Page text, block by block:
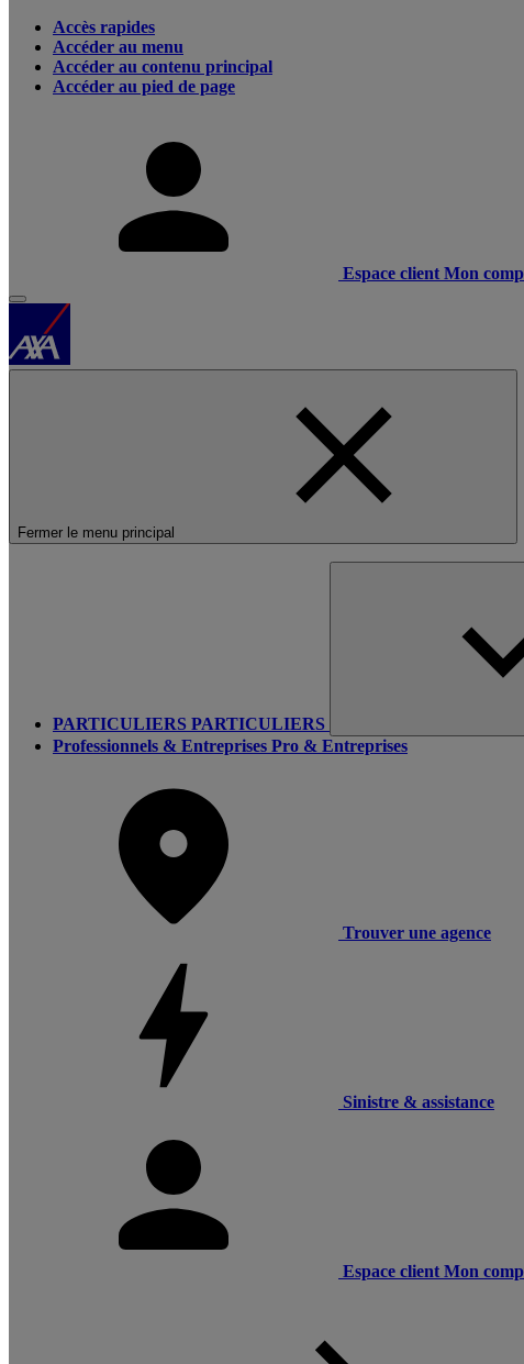
Accès rapides
Accéder au menu
Accéder au contenu principal
Accéder au pied de page
Espace client Mon
Fermer le menu principal
PARTICULIERS PARTICULIERS
Professionnels & Entreprises Pro & Entreprises
Trouver une agence
Sinistre & assistance
Espace client Mon